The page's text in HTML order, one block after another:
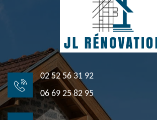
02 52 56 31 92
06 69 25 82 95